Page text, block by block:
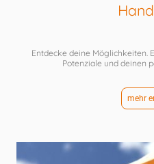
Entdecke deine Möglichkeiten.
Potenziale und deinen
mehr